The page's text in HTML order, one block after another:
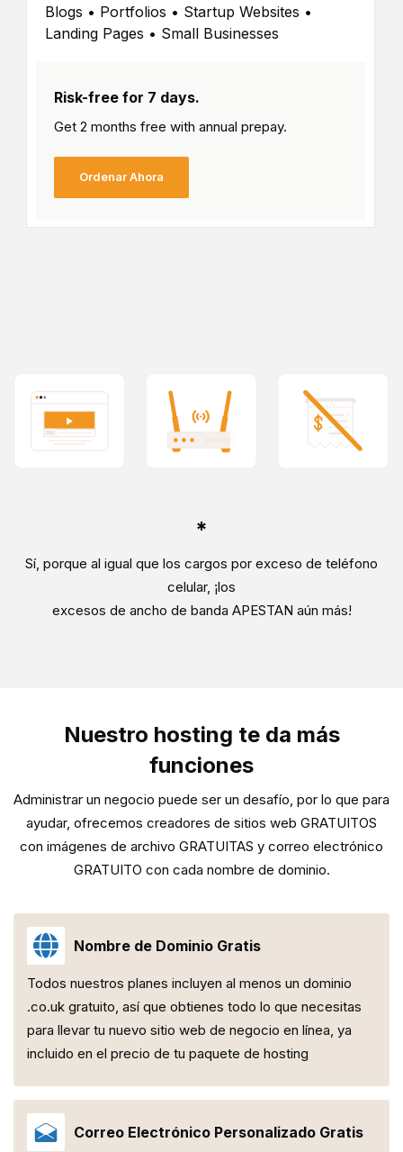
Blogs • Portfolios • Startup Websites •
Landing Pages • Small Businesses
Risk-free for 7 days.
Get 2 months free with annual prepay.
Ordenar Ahora
*
Sí, porque al igual que los cargos por exceso de teléfono
celular, ¡los
excesos de ancho de banda APESTAN aún más!
Nuestro hosting te da más
funciones
Administrar un negocio puede ser un desafío, por lo que para
ayudar, ofrecemos creadores de sitios web GRATUITOS
con imágenes de archivo GRATUITAS y correo electrónico
GRATUITO con cada nombre de dominio.
Nombre de Dominio Gratis
Todos nuestros planes incluyen al menos un dominio
.co.uk gratuito, así que obtienes todo lo que necesitas
para llevar tu nuevo sitio web de negocio en línea, ya
incluido en el precio de tu paquete de hosting
Correo Electrónico Personalizado Gratis